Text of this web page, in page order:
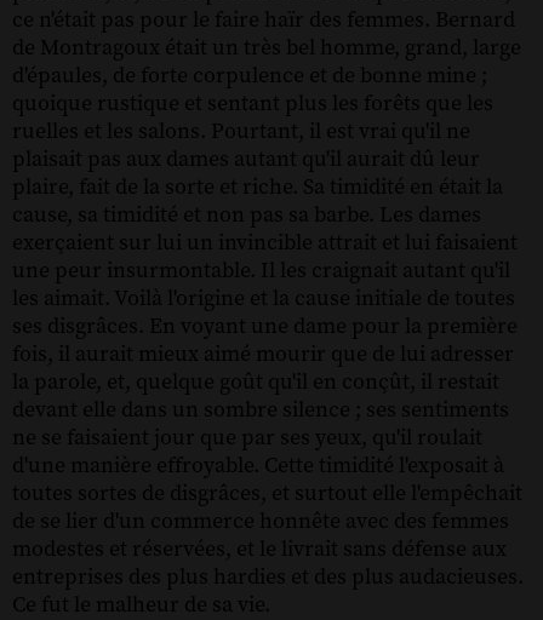
ce n'était pas pour le faire haïr des femmes. Bernard
de Montragoux était un très bel homme, grand, large
d'épaules, de forte corpulence et de bonne mine ;
quoique rustique et sentant plus les forêts que les
ruelles et les salons. Pourtant, il est vrai qu'il ne
plaisait pas aux dames autant qu'il aurait dû leur
plaire, fait de la sorte et riche. Sa timidité en était la
cause, sa timidité et non pas sa barbe. Les dames
exerçaient sur lui un invincible attrait et lui faisaient
une peur insurmontable. Il les craignait autant qu'il
les aimait. Voilà l'origine et la cause initiale de toutes
ses disgrâces. En voyant une dame pour la première
fois, il aurait mieux aimé mourir que de lui adresser
la parole, et, quelque goût qu'il en conçût, il restait
devant elle dans un sombre silence ; ses sentiments
ne se faisaient jour que par ses yeux, qu'il roulait
d'une manière effroyable. Cette timidité l'exposait à
toutes sortes de disgrâces, et surtout elle l'empêchait
de se lier d'un commerce honnête avec des femmes
modestes et réservées, et le livrait sans défense aux
entreprises des plus hardies et des plus audacieuses.
Ce fut le malheur de sa vie.